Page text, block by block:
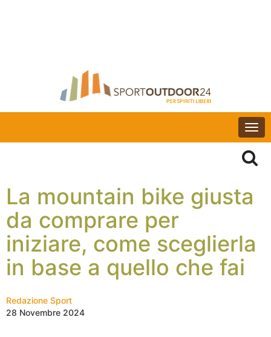
La mountain bike giusta
da comprare per
iniziare, come sceglierla
in base a quello che fai
Redazione Sport
28 Novembre 2024